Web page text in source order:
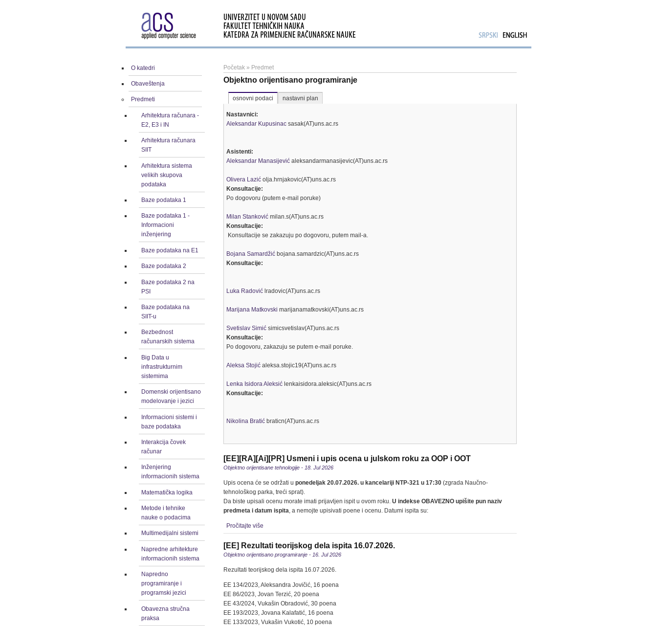
O katedri
Obaveštenja
Predmeti
Arhitektura računara -
E2, E3 i IN
Arhitektura računara
SIIT
Arhitektura sistema
velikih skupova
podataka
Baze podataka 1
Baze podataka 1 -
Informacioni
inženjering
Baze podataka na E1
Baze podataka 2
Baze podataka 2 na
PSI
Baze podataka na
SIIT-u
Bezbednost
računarskih sistema
Big Data u
infrastrukturnim
sistemima
Domenski orijentisano
modelovanje i jezici
Informacioni sistemi i
baze podataka
Interakcija čovek
računar
Inženjering
informacionih sistema
Matematička logika
Metode i tehnike
nauke o podacima
Multimedijalni sistemi
Napredne arhitekture
informacionih sistema
Napredno
programiranje i
programski jezici
Obavezna stručna
praksa
Početak » Predmet
Objektno orijentisano programiranje
osnovni podaci nastavni plan
Nastavnici:
Aleksandar Kupusinac sasak(AT)uns.ac.rs
Asistenti:
Aleksandar Manasijević aleksandarmanasijevic(AT)uns.ac.rs
Olivera Lazić olja.hrnjakovic(AT)uns.ac.rs
Konsultacije:
Po dogovoru (putem e-mail poruke)
Milan Stanković milan.s(AT)uns.ac.rs
Konsultacije:
Konsultacije se zakazuju po dogovoru, putem mail-a.
Bojana Samardžić bojana.samardzic(AT)uns.ac.rs
Konsultacije:
Luka Radović lradovic(AT)uns.ac.rs
Marijana Matkovski marijanamatkovski(AT)uns.ac.rs
Svetislav Simić simicsvetislav(AT)uns.ac.rs
Konsultacije:
Po dogovoru, zakazuju se putem e-mail poruke.
Aleksa Stojić aleksa.stojic19(AT)uns.ac.rs
Lenka Isidora Aleksić lenkaisidora.aleksic(AT)uns.ac.rs
Konsultacije:
Nikolina Bratić braticn(AT)uns.ac.rs
[EE][RA][Ai][PR] Usmeni i upis ocena u julskom roku za OOP i OOT
Objektno orijentisane tehnologije - 18. Jul 2026
Upis ocena će se održati u ponedeljak 20.07.2026. u kancelariji NTP-321 u 17:30 (zgrada Naučno-
tehnološkog parka, treći sprat).
Da biste upisali ocenu morate imati prijavljen ispit u ovom roku. U indekse OBAVEZNO upišite pun naziv
predmeta i datum ispita, a nemojte upisivati poene i ocenu. Datumi ispita su:
Pročitajte više
[EE] Rezultati teorijskog dela ispita 16.07.2026.
Objektno orijentisano programiranje - 16. Jul 2026
Rezultati teorijskog dela ispita 16.07.2026.
EE 134/2023, Aleksandra Jovičić, 16 poena
EE 86/2023, Jovan Terzić, 20 poena
EE 43/2024, Vukašin Obradović, 30 poena
EE 193/2023, Jovana Kalafatić, 16 poena
EE 133/2023, Vukašin Vukotić, 10 poena